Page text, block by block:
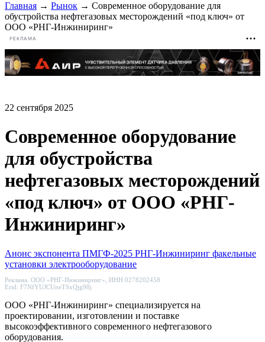
Главная → Рынок → Современное оборудование для
обустройства нефтегазовых месторождений «под ключ» от
ООО «РНГ-Инжиниринг»
РЕКЛАМА
22 сентября 2025
Современное оборудование
для обустройства
нефтегазовых месторождений
«под ключ» от ООО «РНГ-
Инжиниринг»
Анонс экспонента ПМГФ-2025 РНГ-Инжиниринг факельные
установки электрооборудование
Реклама. ООО «РНГ-Инжиниринг», ИНН 0278202458
Erid: F7NfYUJCUneTSxQjg98j
ООО «РНГ-Инжиниринг» специализируется на
проектировании, изготовлении и поставке
высокоэффективного современного нефтегазового
оборудования.